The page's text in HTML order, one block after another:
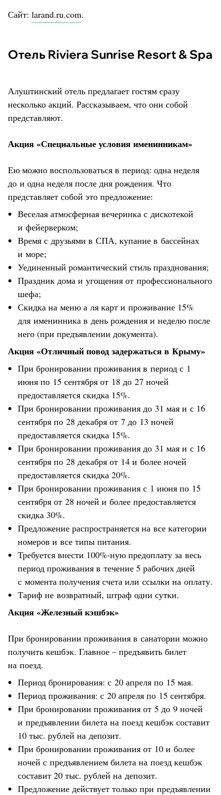
Сайт: larand.ru.com.
Отель Riviera Sunrise Resort & Spa
Алуштинский отель предлагает гостям сразу
несколько акций. Рассказываем, что они собой
представляют.
Акция «Специальные условия именинникам»
Ею можно воспользоваться в период: одна неделя
до и одна неделя после дня рождения. Что
представляет собой это предложение:
Веселая атмосферная вечеринка с дискотекой
и фейерверком;
Время с друзьями в СПА, купание в бассейнах
и море;
Уединенный романтический стиль празднования;
Праздник дома и угощения от профессионального
шефа;
Скидка на меню а ля карт и проживание 15%
для именинника в день рождения и неделю после
него (при предъявлении документа).
Акция «Отличный повод задержаться в Крыму»
При бронировании проживания в период с 1
июня по 15 сентября от 18 до 27 ночей
предоставляется скидка 15%.
При бронировании проживания до 31 мая и с 16
сентября по 28 декабря от 7 до 13 ночей
предоставляется скидка 15%.
При бронировании проживания до 31 мая и с 16
сентября по 28 декабря от 14 и более ночей
предоставляется скидка 20%.
При бронировании проживания с 1 июня по 15
сентября от 28 ночей и более предоставляется
скидка 30%.
Предложение распространяется на все категории
номеров и все типы питания.
Требуется внести 100%-ную предоплату за весь
период проживания в течение 5 рабочих дней
с момента получения счета или ссылки на оплату.
Тариф не возвратный, штраф одни сутки.
Акция «Железный кэшбэк»
При бронировании проживания в санатории можно
получить кешбэк. Главное – предъявить билет
на поезд.
Период бронирования: с 20 апреля по 15 мая.
Период проживания: с 20 апреля по 15 сентября.
При бронировании проживания от 5 до 9 ночей
и предъявлении билета на поезд кешбэк составит
10 тыс. рублей на депозит.
При бронировании проживания от 10 и более
ночей с предъявлением билета на поезд кешбэк
составит 20 тыс. рублей на депозит.
Предложение действует только при предъявлении